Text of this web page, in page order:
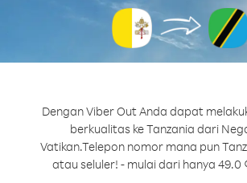
Dengan Viber Out Anda dapat
berkualitas ke Tanzania dari
Vatikan.Telepon nomor mana pun
atau seluler! - mulai dari hanya 49.0